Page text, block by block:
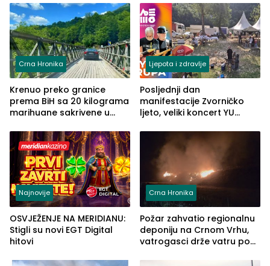
Grčkoj
Crna Hronika
Krenuo preko granice
prema BiH sa 20 kilograma
marihuane sakrivene u
Ljepota i zdravlje
Posljednji dan
manifestacije Zvorničko
ljeto, veliki koncert YU
ove godine
Najnovije
OSVJEŽENJE NA MERIDIANU:
Stigli su novi EGT Digital
hitovi
Crna Hronika
Požar zahvatio regionalnu
deponiju na Crnom Vrhu,
vatrogasci drže vatru pod